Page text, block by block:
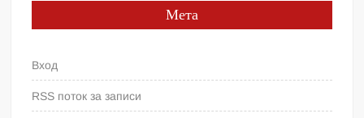
Мета
Вход
RSS поток за записи